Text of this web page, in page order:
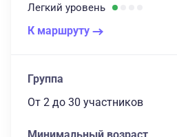
Легкий уровень
К маршруту
Группа
От 2 до 30 участников